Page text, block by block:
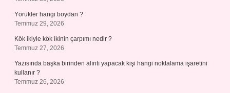
Yörükler hangi boydan ?
Temmuz 29, 2026
Kök ikiyle kök ikinin çarpımı nedir ?
Temmuz 27, 2026
Yazısında başka birinden alıntı yapacak kişi hangi noktalama işaretini
kullanır ?
Temmuz 26, 2026